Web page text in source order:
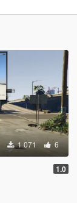
1 071 6
1.0